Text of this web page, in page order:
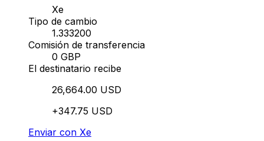
Xe
Tipo de cambio
1.333200
Comisión de transferencia
0 GBP
El destinatario recibe
26,664.00 USD
+347.75 USD
Enviar con Xe